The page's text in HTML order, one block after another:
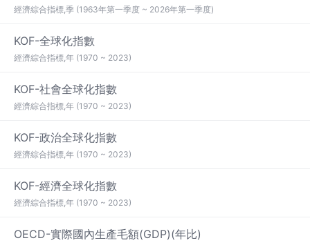
經濟綜合指標,季 (1963年第一季度 ~ 2026年第一季度)
KOF-全球化指數
經濟綜合指標,年 (1970 ~ 2023)
KOF-社會全球化指數
經濟綜合指標,年 (1970 ~ 2023)
KOF-政治全球化指數
經濟綜合指標,年 (1970 ~ 2023)
KOF-經濟全球化指數
經濟綜合指標,年 (1970 ~ 2023)
OECD-實際國內生產毛額(GDP)(年比)